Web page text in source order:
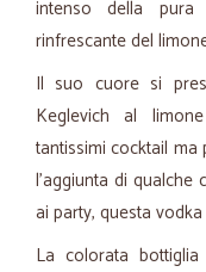
intenso della
rinfrescante del
Il suo cuore si
Keglevich al
tantissimi cocktail
l'aggiunta di qualche
ai party, questa
La colorata